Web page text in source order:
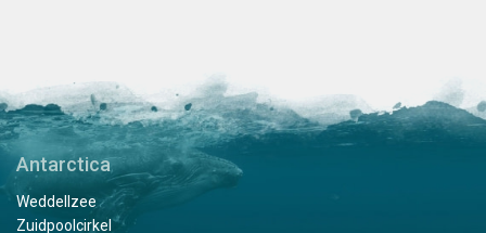
Antarctica
Weddellzee
Zuidpoolcirkel